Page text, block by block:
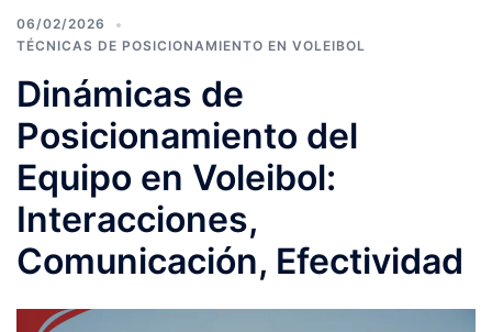
06/02/2026
TÉCNICAS DE POSICIONAMIENTO EN VOLEIBOL
Dinámicas de
Posicionamiento del
Equipo en Voleibol:
Interacciones,
Comunicación, Efectividad